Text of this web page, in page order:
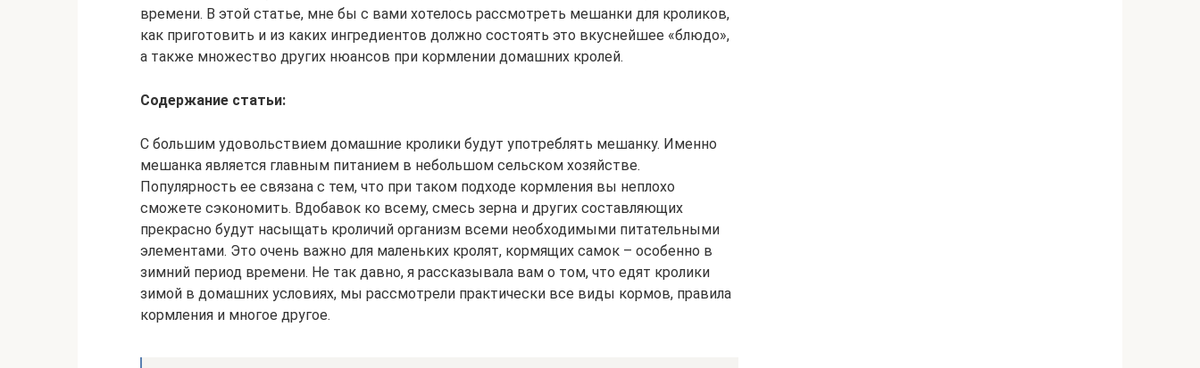
времени. В этой статье, мне бы с вами хотелось рассмотреть мешанки для кроликов,
как приготовить и из каких ингредиентов должно состоять это вкуснейшее «блюдо»,
а также множество других нюансов при кормлении домашних кролей.
Содержание статьи:
С большим удовольствием домашние кролики будут употреблять мешанку. Именно
мешанка является главным питанием в небольшом сельском хозяйстве.
Популярность ее связана с тем, что при таком подходе кормления вы неплохо
сможете сэкономить. Вдобавок ко всему, смесь зерна и других составляющих
прекрасно будут насыщать кроличий организм всеми необходимыми питательными
элементами. Это очень важно для маленьких кролят, кормящих самок – особенно в
зимний период времени. Не так давно, я рассказывала вам о том, что едят кролики
зимой в домашних условиях, мы рассмотрели практически все виды кормов, правила
кормления и многое другое.